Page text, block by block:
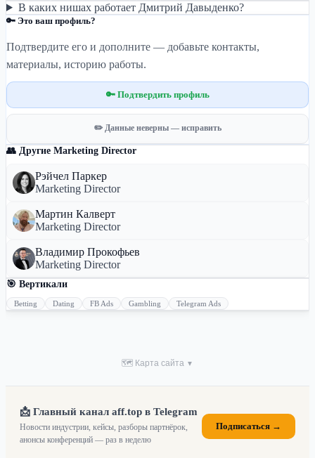
В каких нишах работает Дмитрий Давыденко?
🔑 Это ваш профиль?
Подтвердите его и дополните — добавьте контакты,
материалы, историю работы.
🔑 Подтвердить профиль
✏️ Данные неверны — исправить
👥 Другие Marketing Director
Рэйчел Паркер
Marketing Director
Мартин Калверт
Marketing Director
Владимир Прокофьев
Marketing Director
🎯 Вертикали
Betting Dating FB Ads Gambling Telegram Ads
🗺 Карта сайта ▼
📩 Главный канал aff.top в Telegram
Новости индустрии, кейсы, разборы партнёрок,
анонсы конференций — раз в неделю
Подписаться →